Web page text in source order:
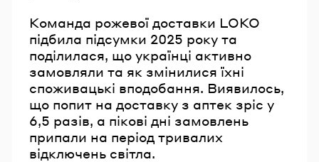
Команда рожевої доставки LOKO
підбила підсумки 2025 року та
поділилася, що українці активно
замовляли та як змінилися їхні
споживацькі вподобання. Виявилось,
що попит на доставку з аптек зріс у
6,5 разів, а пікові дні замовлень
припали на період тривалих
відключень світла.